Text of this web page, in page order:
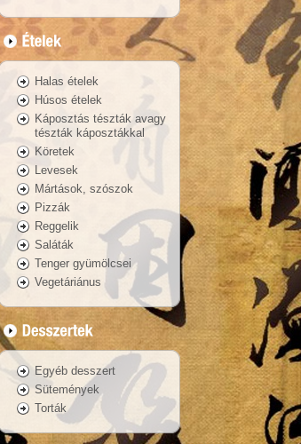
Halas ételek
Húsos ételek
Káposztás tészták avagy
tészták káposztákkal
Köretek
Levesek
Mártások, szószok
Pizzák
Reggelik
Saláták
Tenger gyümölcsei
Vegetáriánus
Egyéb desszert
Sütemények
Torták